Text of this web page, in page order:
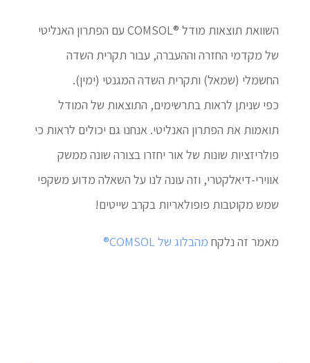
השוואת תוצאות מודל ®COMSOL עם הפתרון האנליטי
של מקדמי החזרה וההעברה, עבור תקרית השדה
החשמלי (שמאל) ותקרית השדה המגנטי (ימין).
כפי שניתן לראות בתרשימים, התוצאות של המודל
תואמות את הפתרון האנליטי. אנחנו גם יכולים לראות כי
פולריזציות שונות של אור יחזרו בצורה שונה ממשק
אווירי-דיאלקטרי, וזה עונה לנו על השאלה מדוע משקפי
שמש מקוטבות פופולאריות בקרב שייטים!
מאמר זה נלקח מהבלוג של COMSOL®